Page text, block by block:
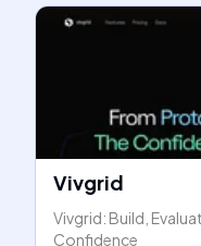
Vivgrid
Vivgrid: Build,
Confidence